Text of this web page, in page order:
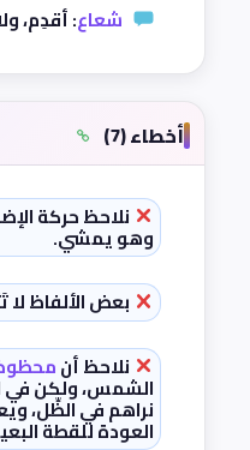
شعاع: أقدِم،
أخطاء (7)
نلاحظ حركة
وهو يمشي.
بعض الألفاظ
نلاحظ أن
الشمس، ولكن في
نراهم في الظِّل،
العودة للقطة